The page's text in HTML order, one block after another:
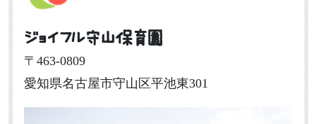
ジョイフル守山保育園
〒463-0809
愛知県名古屋市守山区平池東301